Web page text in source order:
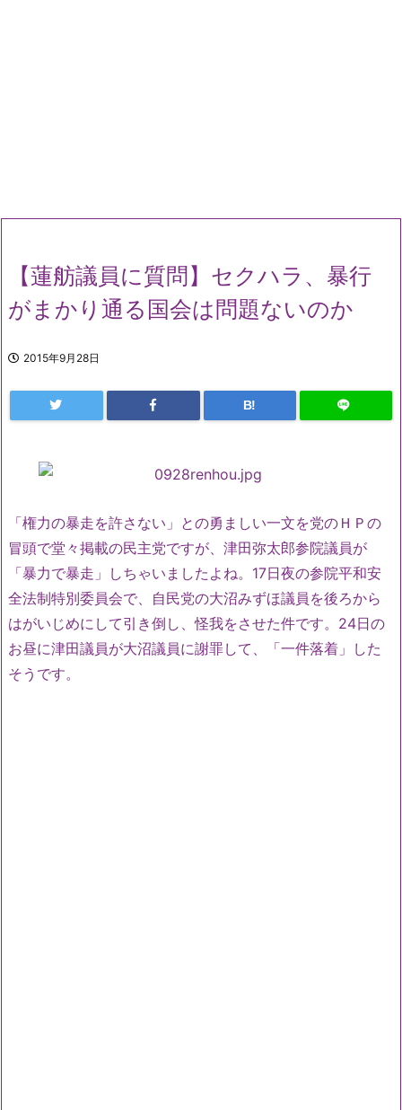
【蓮舫議員に質問】セクハラ、暴行
がまかり通る国会は問題ないのか
2015年9月28日
B!
「権力の暴走を許さない」との勇ましい一文を党のＨＰの
冒頭で堂々掲載の民主党ですが、津田弥太郎参院議員が
「暴力で暴走」しちゃいましたよね。17日夜の参院平和安
全法制特別委員会で、自民党の大沼みずほ議員を後ろから
はがいじめにして引き倒し、怪我をさせた件です。24日の
お昼に津田議員が大沼議員に謝罪して、「一件落着」した
そうです。